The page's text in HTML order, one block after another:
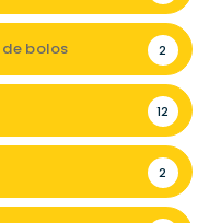
bolos 2
12
2